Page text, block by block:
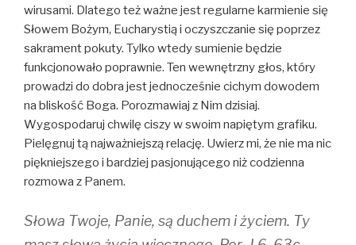
wirusami. Dlatego też ważne jest regularne karmienie się
Słowem Bożym, Eucharystią i oczyszczanie się poprzez
sakrament pokuty. Tylko wtedy sumienie będzie
funkcjonowało poprawnie. Ten wewnętrzny głos, który
prowadzi do dobra jest jednocześnie cichym dowodem
na bliskość Boga. Porozmawiaj z Nim dzisiaj.
Wygospodaruj chwilę ciszy w swoim napiętym grafiku.
Pielęgnuj tą najważniejszą relację. Uwierz mi, że nie ma nic
piękniejszego i bardziej pasjonującego niż codzienna
rozmowa z Panem.
Słowa Twoje, Panie, są duchem i życiem. Ty